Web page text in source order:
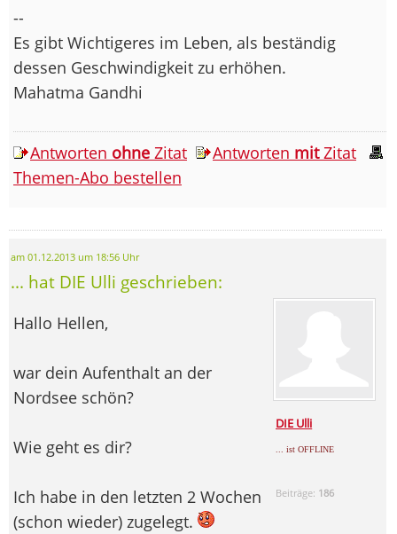
--
Es gibt Wichtigeres im Leben, als beständig
dessen Geschwindigkeit zu erhöhen.
Mahatma Gandhi
Antworten ohne Zitat Antworten mitZitat
Themen-Abo bestellen
am 01.12.2013 um 18:56 Uhr
... hat DIE Ulli geschrieben:
DIE Ulli
... ist OFFLINE
Beiträge: 186
Hallo Hellen,
war dein Aufenthalt an der
Nordsee schön?
Wie geht es dir?
Ich habe in den letzten 2 Wochen
(schon wieder) zugelegt.